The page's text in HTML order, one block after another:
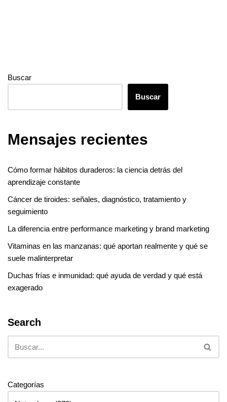
Buscar
Buscar
Mensajes recientes
Cómo formar hábitos duraderos: la ciencia detrás del
aprendizaje constante
Cáncer de tiroides: señales, diagnóstico, tratamiento y
seguimiento
La diferencia entre performance marketing y brand marketing
Vitaminas en las manzanas: qué aportan realmente y qué se
suele malinterpretar
Duchas frías e inmunidad: qué ayuda de verdad y qué está
exagerado
Search
Categorías